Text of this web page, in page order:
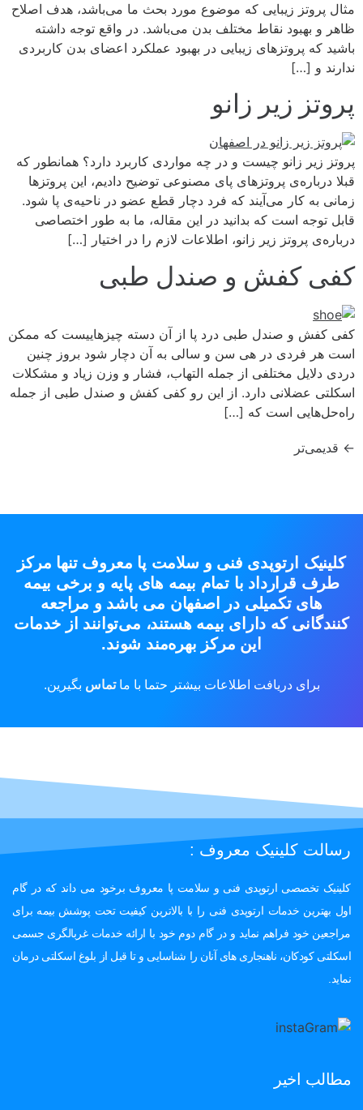
مثال پروتز زیبایی که موضوع مورد بحث ما می‌باشد، هدف اصلاح
ظاهر و بهبود نقاط مختلف بدن می‌باشد. در واقع توجه داشته
باشید که پروتزهای زیبایی در بهبود عملکرد اعضای بدن کاربردی
ندارند و […]
پروتز زیر زانو
پروتز زیر زانو چیست و در چه مواردی کاربرد دارد؟ همانطور که
قبلا درباره‌ی پروتزهای پای مصنوعی توضیح دادیم، این پروتزها
زمانی به کار می‌آیند که فرد دچار قطع عضو در ناحیه‌ی پا شود.
قابل توجه است که بدانید در این مقاله، ما به طور اختصاصی
درباره‌ی پروتز زیر زانو، اطلاعات لازم را در اختیار […]
کفی کفش و صندل طبی
کفی کفش و صندل طبی درد پا از آن دسته چیزهاییست که ممکن
است هر فردی در هی سن و سالی به آن دچار شود بروز چنین
دردی دلایل مختلفی از جمله التهاب، فشار و وزن زیاد و مشکلات
اسکلتی عضلانی دارد. از این رو کفی کفش و صندل طبی از جمله
راه‌حل‌هایی است که […]
← قدیمی‌تر
کلینیک ارتوپدی فنی و سلامت پا معروف تنها مرکز
طرف قرارداد با تمام بیمه های پایه و برخی بیمه
های تکمیلی در اصفهان می باشد و مراجعه
کنندگانی که دارای بیمه هستند، می‌توانند از خدمات
این مرکز بهره‌مند شوند.
برای دریافت اطلاعات بیشتر حتما با ماتماس بگیرین.
رسالت کلینیک معروف :
کلینیک تخصصی ارتوپدی فنی و سلامت پا معروف برخود می داند که در گام
اول بهترین خدمات ارتوپدی فنی را با بالاترین کیفیت تحت پوشش بیمه برای
مراجعین خود فراهم نماید و در گام دوم خود با ارائه خدمات غربالگری جسمی
اسکلتی کودکان، ناهنجاری های آنان را شناسایی و تا قبل از بلوغ اسکلتی درمان
نماید.
مطالب اخیر